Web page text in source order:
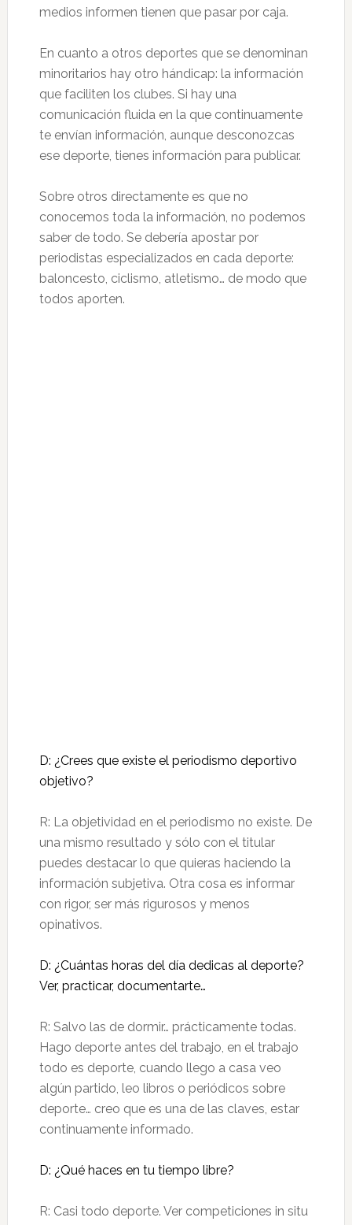
medios informen tienen que pasar por caja.
En cuanto a otros deportes que se denominan
minoritarios hay otro hándicap: la información
que faciliten los clubes. Si hay una
comunicación fluida en la que continuamente
te envían información, aunque desconozcas
ese deporte, tienes información para publicar.
Sobre otros directamente es que no
conocemos toda la información, no podemos
saber de todo. Se debería apostar por
periodistas especializados en cada deporte:
baloncesto, ciclismo, atletismo… de modo que
todos aporten.
D: ¿Crees que existe el periodismo deportivo
objetivo?
R: La objetividad en el periodismo no existe. De
una mismo resultado y sólo con el titular
puedes destacar lo que quieras haciendo la
información subjetiva. Otra cosa es informar
con rigor, ser más rigurosos y menos
opinativos.
D: ¿Cuántas horas del día dedicas al deporte?
Ver, practicar, documentarte…
R: Salvo las de dormir… prácticamente todas.
Hago deporte antes del trabajo, en el trabajo
todo es deporte, cuando llego a casa veo
algún partido, leo libros o periódicos sobre
deporte… creo que es una de las claves, estar
continuamente informado.
D: ¿Qué haces en tu tiempo libre?
R: Casi todo deporte. Ver competiciones in situ